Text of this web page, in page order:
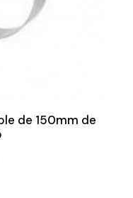
de 150mm de